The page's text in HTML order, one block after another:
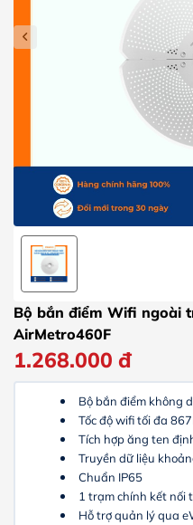
Bộ bắn điểm Wifi ngoài
AirMetro460F
1.268.000 đ
Bộ bắn điểm không
Tốc độ wifi tối đa
Tích hợp ăng ten
Truyền dữ liệu
Chuẩn IP65
1 trạm chính kết nối
Hỗ trợ quản lý qua